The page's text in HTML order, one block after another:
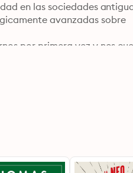
en las sociedades
avanzadas sobre
por primera vez y nos
medida los descendientes
cómo pensamos